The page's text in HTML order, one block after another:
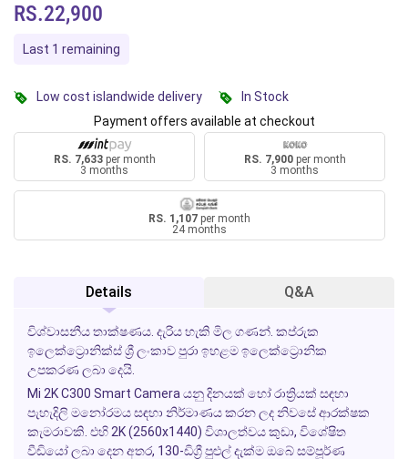
RS.22,900
Last 1 remaining
Low cost islandwide delivery
In Stock
Payment offers available at checkout
RS. 7,633per month
3 months
RS. 7,900per month
3 months
RS. 1,107 per month
24 months
Details Q&A
විශ්වාසනීය තාක්ෂණය. දැරිය හැකි මිල ගණන්. කප්රුක
ඉලෙක්ට්‍රොනික්ස් ශ්‍රී ලංකාව පුරා ඉහළම ඉලෙක්ට්‍රොනික
උපකරණ ලබා දෙයි.
Mi 2K C300 Smart Camera යනු දිනයක් හෝ රාත්‍රියක් සඳහා
පැහැදිලි මනෝරමය සඳහා නිර්මාණය කරන ලද නිවසේ ආරක්ෂක
කැමරාවකි. එහි 2K (2560x1440) විශාලත්වය කුඩා, විශේෂිත
වීඩියෝ ලබා දෙන අතර, 130-ඩිග්‍රී පුළුල් දැක්ම ඔබේ සම්පූර්ණ